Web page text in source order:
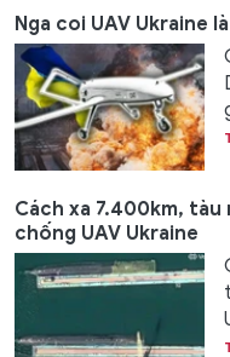
Nga coi UAV Ukraine
Cách xa 7.400km, tàu
chống UAV Ukraine